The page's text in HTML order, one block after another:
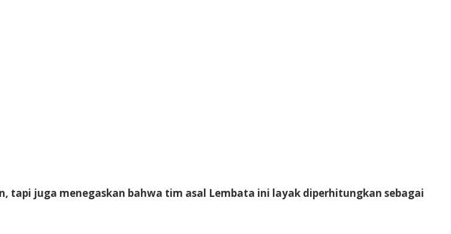
tapi juga menegaskan bahwa tim asal Lembata ini layak diperhitungkan sebagai